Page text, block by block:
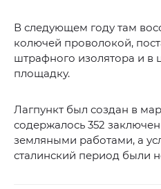
В следующем году там
колючей проволокой,
штрафного изолятора и в
площадку.
Лагпункт был создан в
содержалось 352
земляными работами, а
сталинский период были